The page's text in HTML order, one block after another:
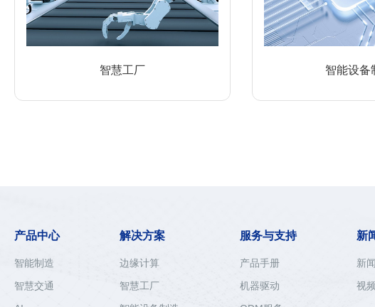
智慧工厂 智能设备
产品中心
智能制造
智慧交通
解决方案
边缘计算
智慧工厂
服务与支持
产品手册
机器驱动
新
新
视